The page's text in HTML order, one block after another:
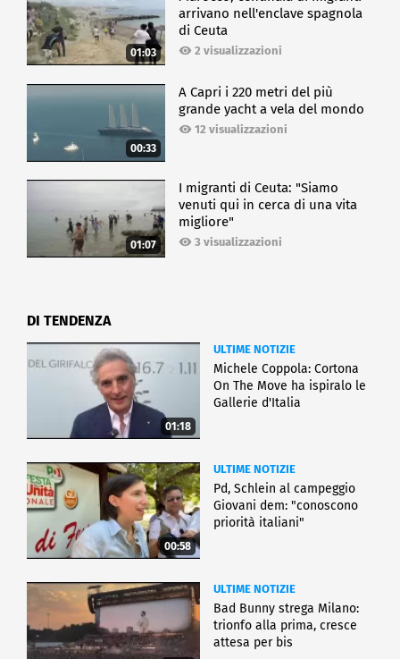
01:03
arrivano nell'enclave spagnola
di Ceuta
2 visualizzazioni
00:33
A Capri i 220 metri del più
grande yacht a vela del mondo
12 visualizzazioni
01:07
I migranti di Ceuta: "Siamo
venuti qui in cerca di una vita
migliore"
3 visualizzazioni
DI TENDENZA
01:18
ULTIME NOTIZIE
Michele Coppola: Cortona
On The Move ha ispiralo le
Gallerie d'Italia
00:58
ULTIME NOTIZIE
Pd, Schlein al campeggio
Giovani dem: "conoscono
priorità italiani"
ULTIME NOTIZIE
Bad Bunny strega Milano:
trionfo alla prima, cresce
attesa per bis